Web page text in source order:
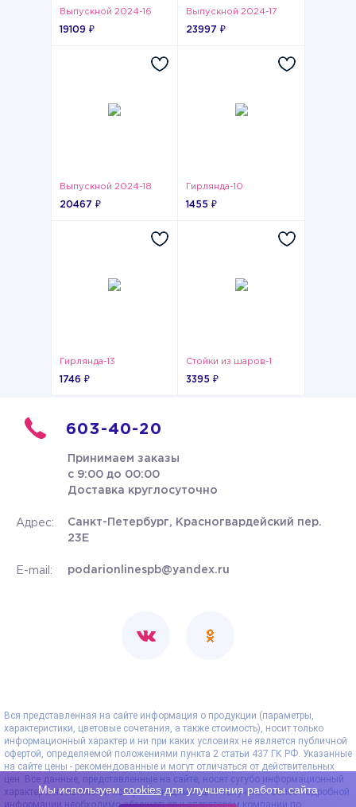
Выпускной 2024-16
19109 ₽
Выпускной 2024-17
23997 ₽
Выпускной 2024-18
20467 ₽
Гирлянда-10
1455 ₽
Гирлянда-13
1746 ₽
Стойки из шаров-1
3395 ₽
603-40-20
Принимаем заказы
с 9:00 до 00:00
Доставка круглосуточно
Адрес:
Санкт-Петербург, Красногвардейский пер.
23Е
E-mail: podarionlinespb@yandex.ru
Вся представленная на сайте информация о продукции (параметры,
характеристики, цветовые сочетания, а также стоимость), носит только
информационный характер и ни при каких условиях не является публичной
офертой, определяемой положениями пункта 2 статьи 437 ГК РФ. Указанные
на сайте цены - рекомендованные и могут отличаться от действительных
цен. Все данные, представленные на сайте, носят сугубо информационный
характер и не являются исчерпывающими. Для получения более подробной
информации необходимо обращаться к операторам компании по
Мы используемcookiesдля улучшения работы сайта